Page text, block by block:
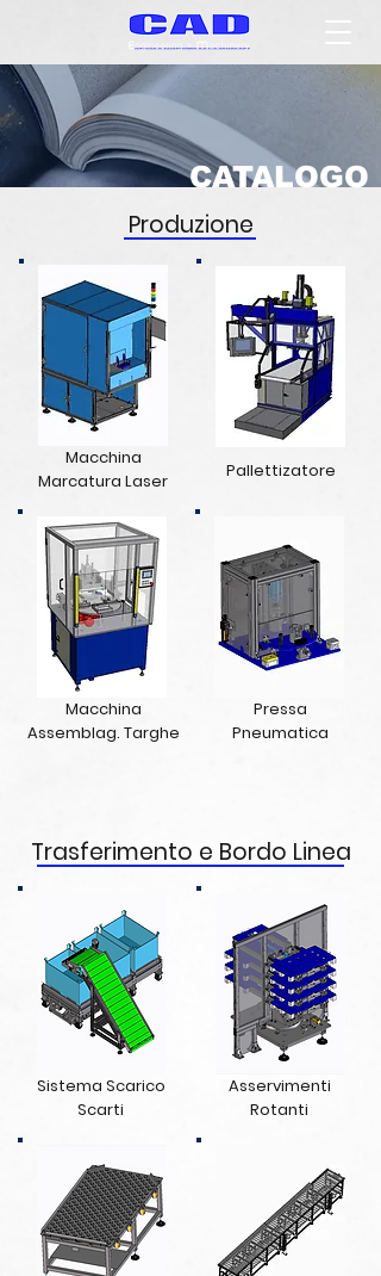
CATALOGO
Produzione
Macchina
Marcatura Laser
Pallettizatore
Macchina
Assemblag. Targhe
Pressa
Pneumatica
Trasferimento e Bordo Linea
Sistema Scarico
Scarti
Asservimenti
Rotanti